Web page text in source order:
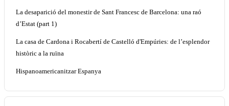
La desaparició del monestir de Sant Francesc de Barcelona: una raó
d’Estat (part 1)
La casa de Cardona i Rocabertí de Castelló d'Empúries: de l’esplendor
històric a la ruïna
Hispanoamericanitzar Espanya